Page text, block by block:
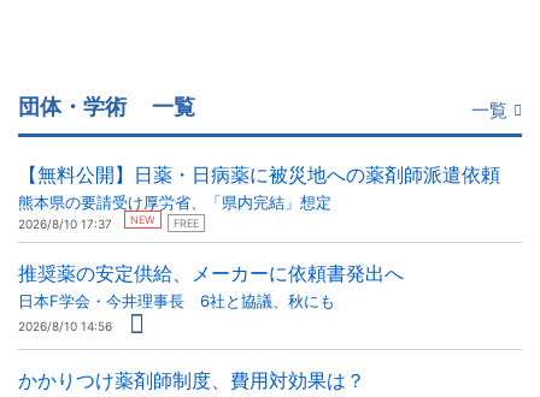
団体・学術 一覧 一覧
【無料公開】日薬・日病薬に被災地への薬剤師派遣依頼
熊本県の要請受け厚労省、「県内完結」想定
2026/8/10 17:37 NEW FREE
推奨薬の安定供給、メーカーに依頼書発出へ
日本F学会・今井理事長 6社と協議、秋にも
2026/8/10 14:56
かかりつけ薬剤師制度、費用対効果は？